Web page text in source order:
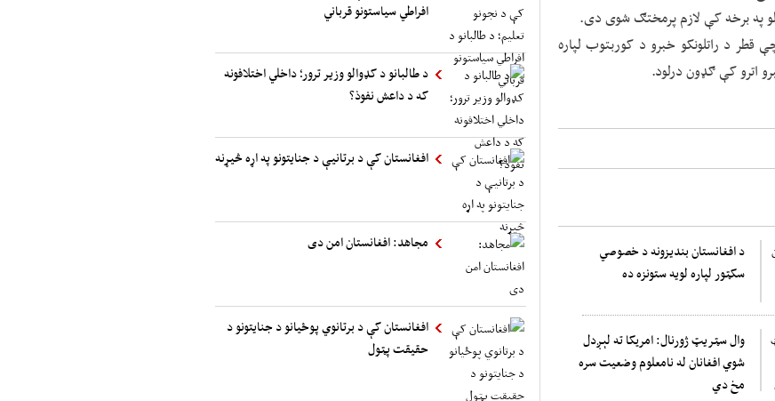
په برخه کې لازم پرمختګ شوی دی.
د راتلونکو خبرو د کوربتوب لپاره
اترو کې ګډون درلود.
د افغانستان بندیزونه د خصوصي
سکټور لپاره لویه ستونزه ده
وال سټریټ ژورنال: امريکا ته لېږدل
شوي افغانان له نامعلوم وضعيت سره
مخ دي
افراطي سیاستونو قرباني
د طالبانو د کډوالو وزیر ترور؛ داخلي اختلافونه
که د داعش نفوذ؟
افغانستان کې د برتانیې د جنایتونو په اړه څیړنه
مجاهد: افغانستان امن دی
افغانستان کې د برتانوي پوځیانو د جنایتونو د
حقیقت پټول